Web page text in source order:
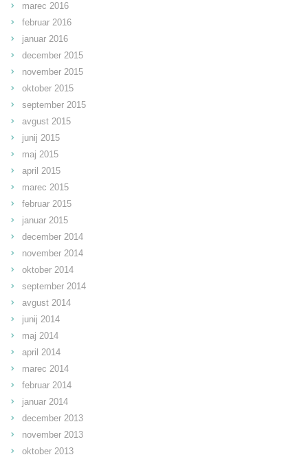
marec 2016
februar 2016
januar 2016
december 2015
november 2015
oktober 2015
september 2015
avgust 2015
junij 2015
maj 2015
april 2015
marec 2015
februar 2015
januar 2015
december 2014
november 2014
oktober 2014
september 2014
avgust 2014
junij 2014
maj 2014
april 2014
marec 2014
februar 2014
januar 2014
december 2013
november 2013
oktober 2013